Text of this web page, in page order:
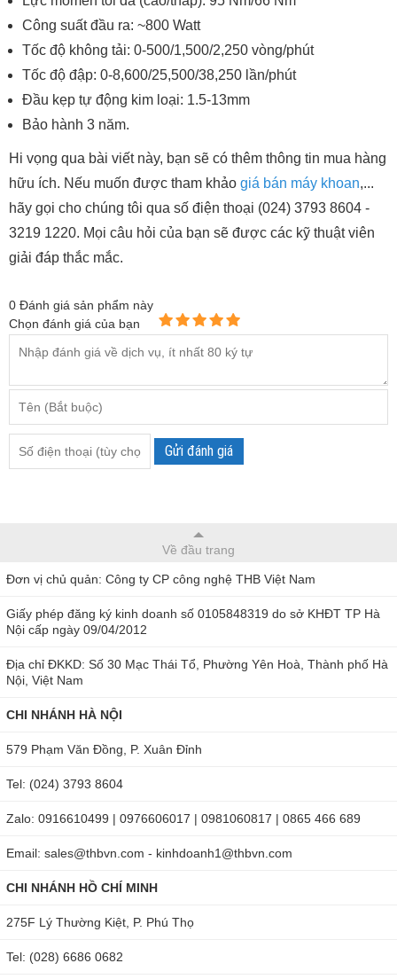
Công suất đầu ra: ~800 Watt
Tốc độ không tải: 0-500/1,500/2,250 vòng/phút
Tốc độ đập: 0-8,600/25,500/38,250 lần/phút
Đầu kẹp tự động kim loại: 1.5-13mm
Bảo hành 3 năm.
Hi vọng qua bài viết này, bạn sẽ có thêm thông tin mua hàng
hữu ích. Nếu muốn được tham khảo giá bán máy khoan,...
hãy gọi cho chúng tôi qua số điện thoại (024) 3793 8604 -
3219 1220. Mọi câu hỏi của bạn sẽ được các kỹ thuật viên
giải đáp thắc mắc.
0 Đánh giá sản phẩm này
Chọn đánh giá của bạn
Gửi đánh giá
Về đầu trang
Đơn vị chủ quản: Công ty CP công nghệ THB Việt Nam
Giấy phép đăng ký kinh doanh số 0105848319 do sở KHĐT TP Hà
Nội cấp ngày 09/04/2012
Địa chỉ ĐKKD: Số 30 Mạc Thái Tổ, Phường Yên Hoà, Thành phố Hà
Nội, Việt Nam
CHI NHÁNH HÀ NỘI
579 Phạm Văn Đồng, P. Xuân Đỉnh
Tel: (024) 3793 8604
Zalo: 0916610499 | 0976606017 | 0981060817 | 0865 466 689
Email: sales@thbvn.com - kinhdoanh1@thbvn.com
CHI NHÁNH HỒ CHÍ MINH
275F Lý Thường Kiệt, P. Phú Thọ
Tel: (028) 6686 0682